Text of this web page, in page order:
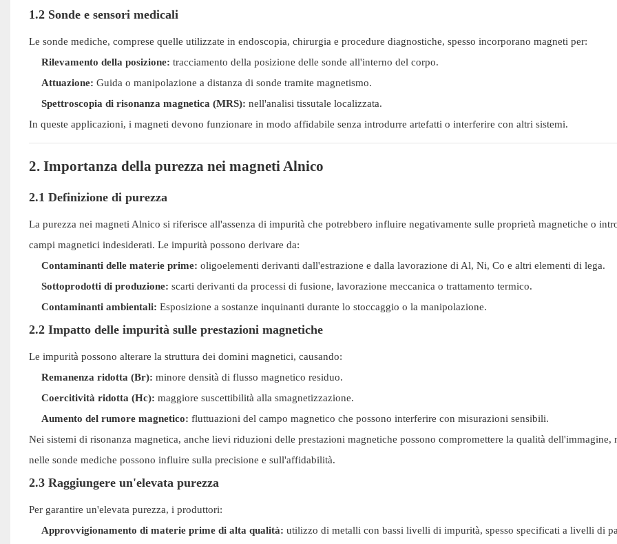
1.2 Sonde e sensori medicali
Le sonde mediche, comprese quelle utilizzate in endoscopia, chirurgia e procedure diagnostiche, spesso incorporano magneti per:
Rilevamento della posizione: tracciamento della posizione delle sonde all'interno del corpo.
Attuazione: Guida o manipolazione a distanza di sonde tramite magnetismo.
Spettroscopia di risonanza magnetica (MRS): nell'analisi tissutale localizzata.
In queste applicazioni, i magneti devono funzionare in modo affidabile senza introdurre artefatti o interferire con altri sistemi.
2. Importanza della purezza nei magneti Alnico
2.1 Definizione di purezza
La purezza nei magneti Alnico si riferisce all'assenza di impurità che potrebbero influire negativamente sulle proprietà magnetiche o
campi magnetici indesiderati. Le impurità possono derivare da:
Contaminanti delle materie prime: oligoelementi derivanti dall'estrazione e dalla lavorazione di Al, Ni, Co e altri elementi di lega.
Sottoprodotti di produzione: scarti derivanti da processi di fusione, lavorazione meccanica o trattamento termico.
Contaminanti ambientali: Esposizione a sostanze inquinanti durante lo stoccaggio o la manipolazione.
2.2 Impatto delle impurità sulle prestazioni magnetiche
Le impurità possono alterare la struttura dei domini magnetici, causando:
Remanenza ridotta (Br): minore densità di flusso magnetico residuo.
Coercitività ridotta (Hc): maggiore suscettibilità alla smagnetizzazione.
Aumento del rumore magnetico: fluttuazioni del campo magnetico che possono interferire con misurazioni sensibili.
Nei sistemi di risonanza magnetica, anche lievi riduzioni delle prestazioni magnetiche possono compromettere la qualità dell'immagine,
nelle sonde mediche possono influire sulla precisione e sull'affidabilità.
2.3 Raggiungere un'elevata purezza
Per garantire un'elevata purezza, i produttori:
Approvvigionamento di materie prime di alta qualità: utilizzo di metalli con bassi livelli di impurità, spesso specificati a livelli di